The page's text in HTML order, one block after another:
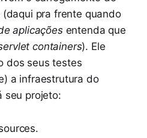
pra frente quando
aplicaçõesentenda que
containers). Ele
dos seus testes
a infraestrutura do
seu projeto: